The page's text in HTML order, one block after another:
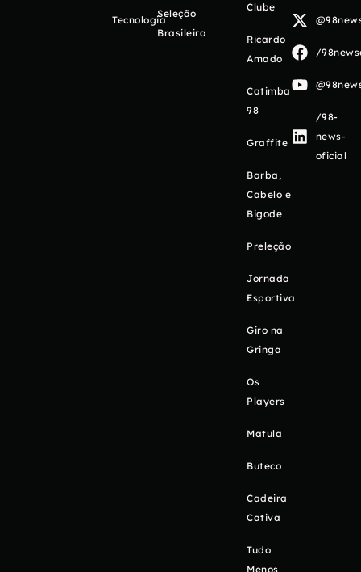
Tecnologia
Seleção
Brasileira
Clube
Ricardo
Amado
Catimba
98
Graffite
Barba,
Cabelo e
Bigode
Preleção
Jornada
Esportiva
Giro na
Gringa
Os
Players
Matula
Buteco
Cadeira
Cativa
Tudo
Menos
/
/98-
news-
oficial